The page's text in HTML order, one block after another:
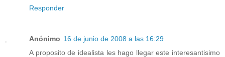
Responder
Anónimo 16 de junio de 2008 a las 16:29
A proposito de idealista les hago llegar este interesantisimo